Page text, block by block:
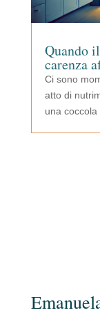
Quando
carenza
Ci sono
atto di
una